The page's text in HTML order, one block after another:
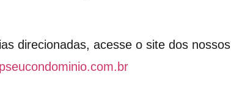
direcionadas, acesse o site dos nossos